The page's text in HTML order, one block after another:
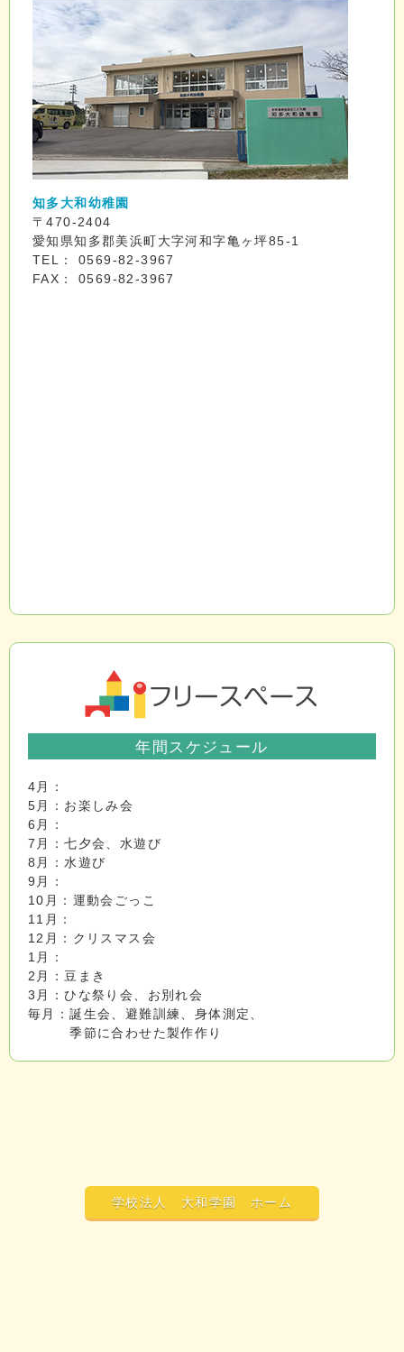
知多大和幼稚園
〒470-2404
愛知県知多郡美浜町大字河和字亀ヶ坪85-1
TEL： 0569-82-3967
FAX： 0569-82-3967
年間スケジュール
4月：
5月：お楽しみ会
6月：
7月：七夕会、水遊び
8月：水遊び
9月：
10月：運動会ごっこ
11月：
12月：クリスマス会
1月：
2月：豆まき
3月：ひな祭り会、お別れ会
毎月：誕生会、避難訓練、身体測定、
季節に合わせた製作作り
学校法人 大和学園 ホーム